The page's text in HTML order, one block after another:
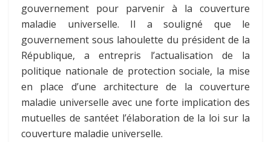
gouvernement pour parvenir à la couverture
maladie universelle. Il a souligné que le
gouvernement sous lahoulette du président de la
République, a entrepris l’actualisation de la
politique nationale de protection sociale, la mise
en place d’une architecture de la couverture
maladie universelle avec une forte implication des
mutuelles de santéet l’élaboration de la loi sur la
couverture maladie universelle.